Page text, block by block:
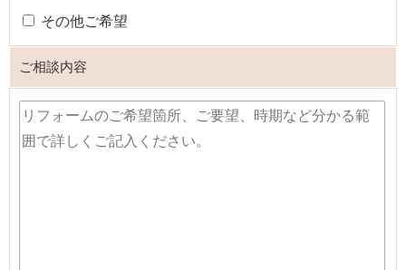
その他ご希望
ご相談内容